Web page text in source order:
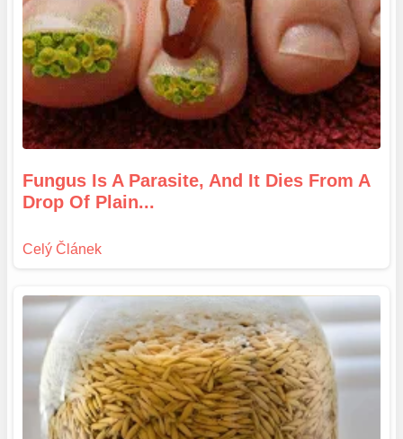
Fungus Is A Parasite, And It Dies From A
Drop Of Plain...